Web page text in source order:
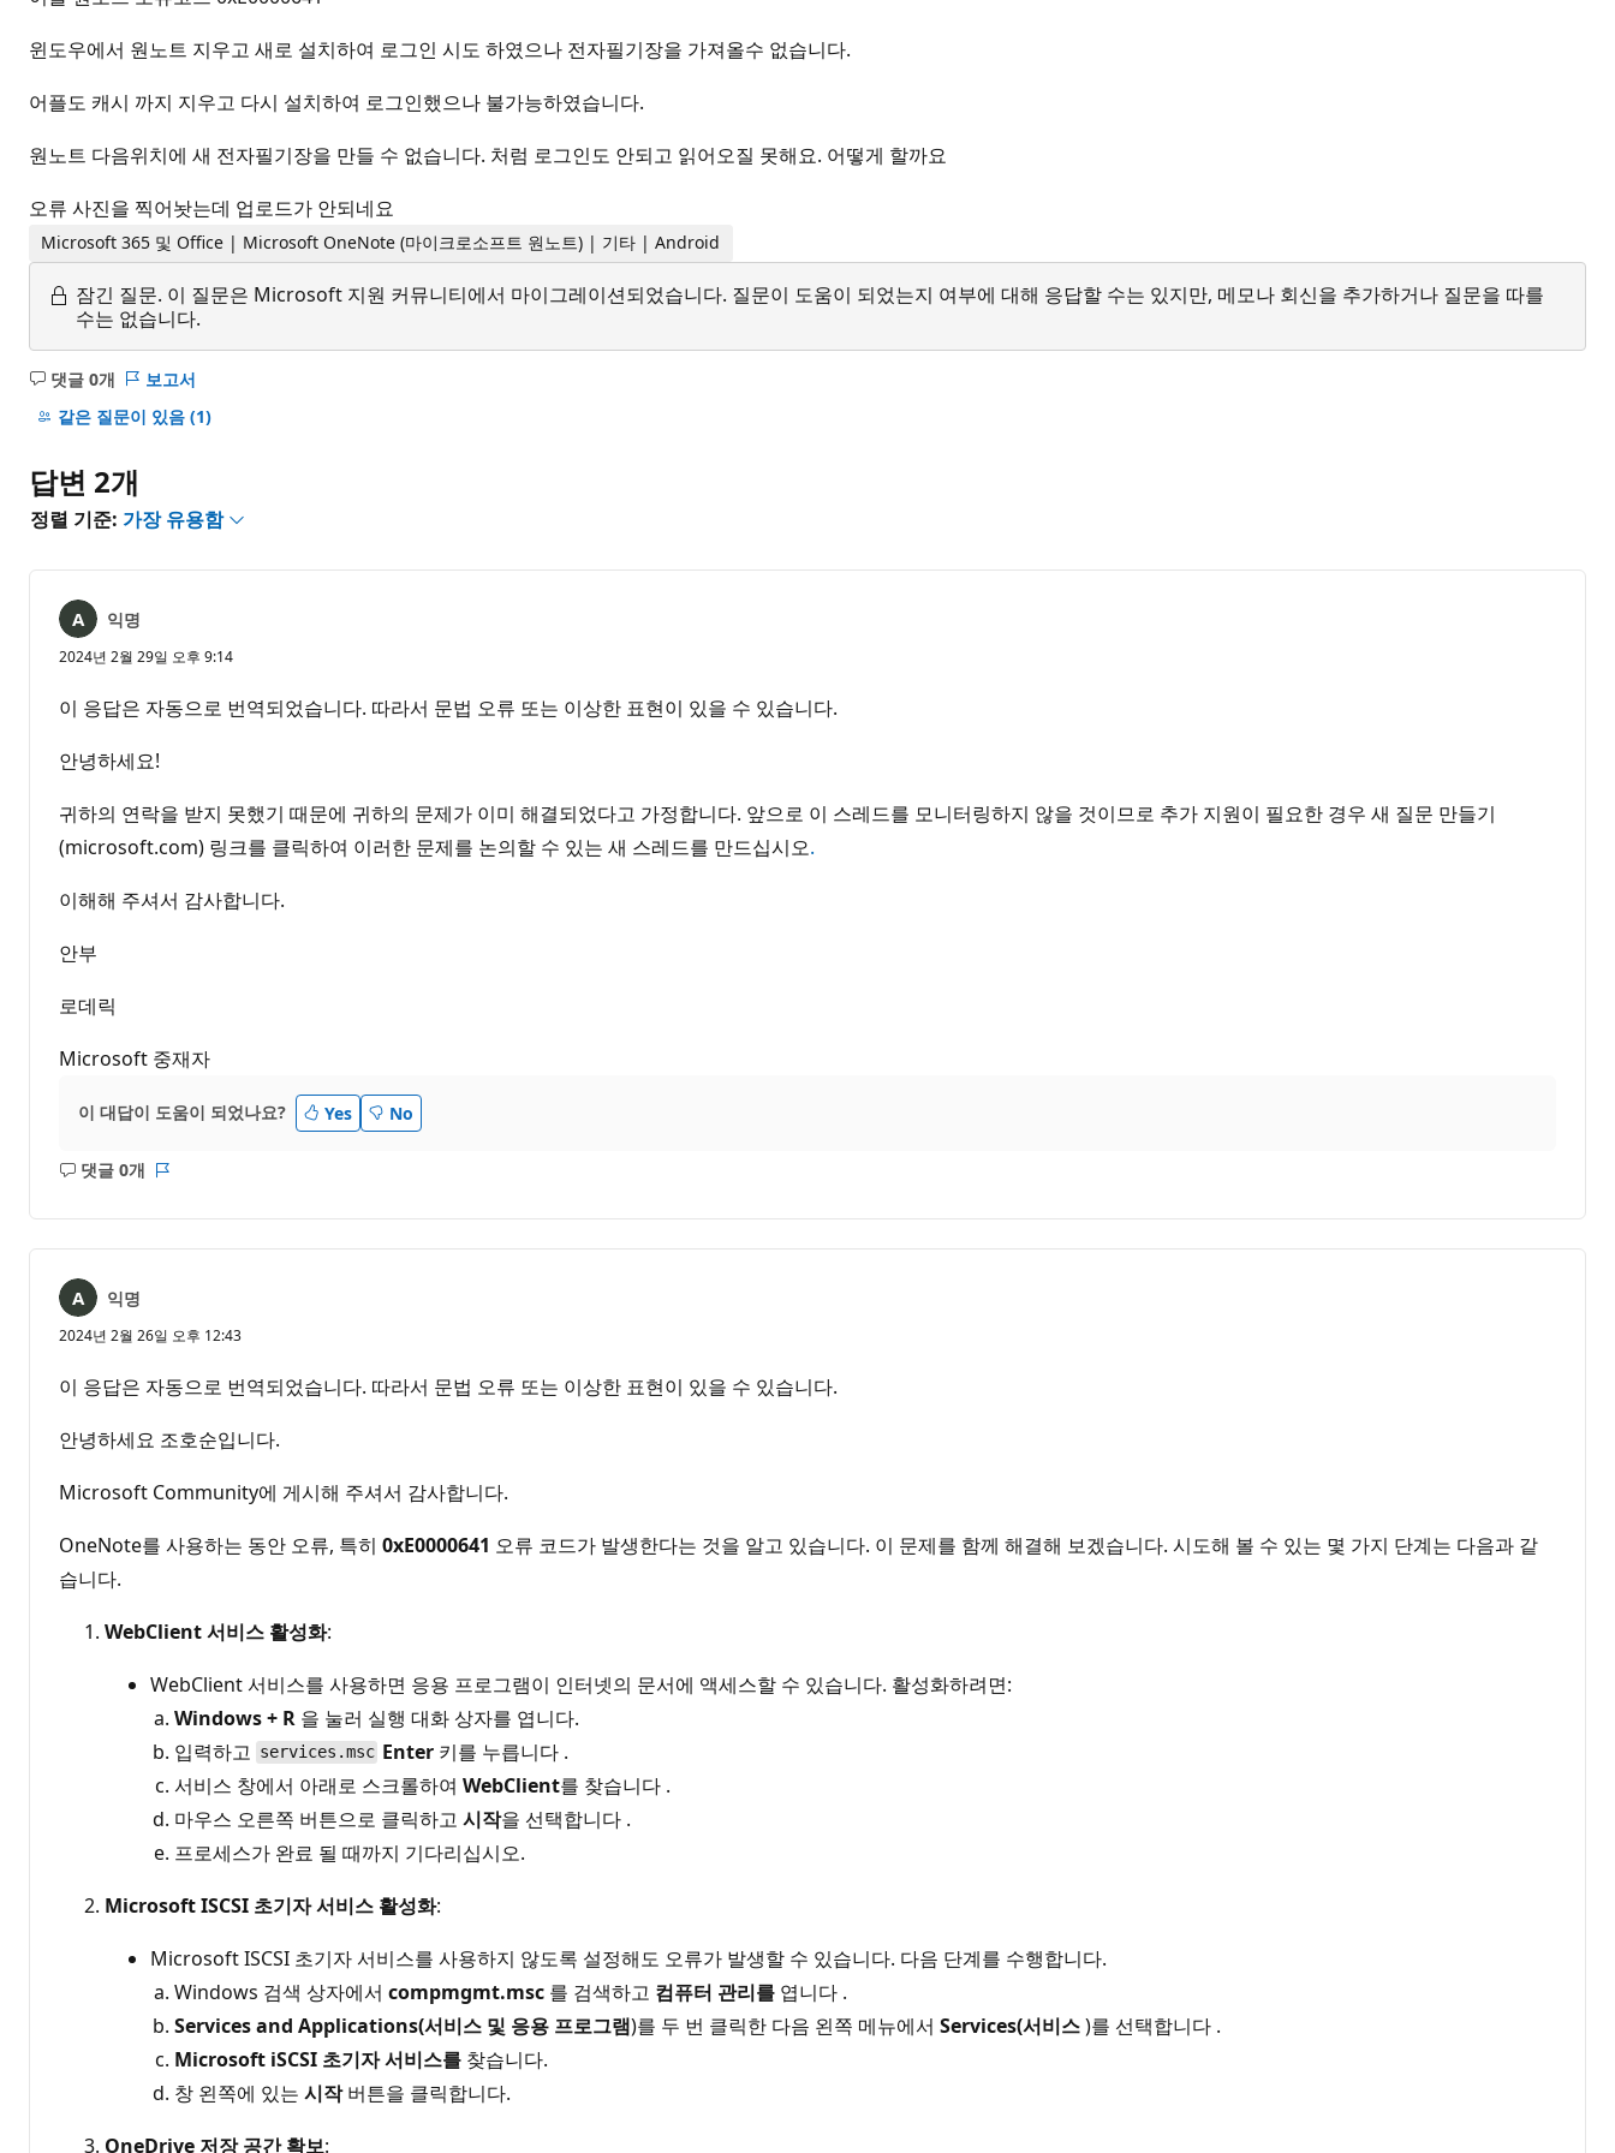
윈도우에서 원노트 지우고 새로 설치하여 로그인 시도 하였으나 전자필기장을 가져올수 없습니다.
어플도 캐시 까지 지우고 다시 설치하여 로그인했으나 불가능하였습니다.
원노트 다음위치에 새 전자필기장을 만들 수 없습니다. 처럼 로그인도 안되고 읽어오질 못해요. 어떻게 할까요
오류 사진을 찍어놧는데 업로드가 안되네요
Microsoft 365 및 Office | Microsoft OneNote (마이크로소프트 원노트) | 기타 | Android
잠긴 질문. 이 질문은 Microsoft 지원 커뮤니티에서 마이그레이션되었습니다. 질문이 도움이 되었는지 여부에 대해 응답할 수는 있지만, 메모나 회신을 추가하거나 질문을 따를
수는 없습니다.
댓글 0개
설
명
음
보고서
같은 질문이 있음 (1)
답변 2개
정렬 기준: 가장 유용함
익명
2024년 2월 29일 오후 9:14
이 응답은 자동으로 번역되었습니다. 따라서 문법 오류 또는 이상한 표현이 있을 수 있습니다.
안녕하세요!
귀하의 연락을 받지 못했기 때문에 귀하의 문제가 이미 해결되었다고 가정합니다. 앞으로 이 스레드를 모니터링하지 않을 것이므로 추가 지원이 필요한 경우 새 질문 만들기
(microsoft.com) 링크를 클릭하여 이러한 문제를 논의할 수 있는 새 스레드를 만드십시오.
이해해 주셔서 감사합니다.
안부
로데릭
Microsoft 중재자
이 대답이 도움이 되었나요? Yes No
댓글 0개
설
음
익명
2024년 2월 26일 오후 12:43
이 응답은 자동으로 번역되었습니다. 따라서 문법 오류 또는 이상한 표현이 있을 수 있습니다.
안녕하세요 조호순입니다.
Microsoft Community에 게시해 주셔서 감사합니다.
OneNote를 사용하는 동안 오류, 특히 0xE0000641 오류 코드가 발생한다는 것을 알고 있습니다. 이 문제를 함께 해결해 보겠습니다. 시도해 볼 수 있는 몇 가지 단계는 다음과 같
습니다.
WebClient 서비스 활성화:
WebClient 서비스를 사용하면 응용 프로그램이 인터넷의 문서에 액세스할 수 있습니다. 활성화하려면:
Windows + R 을 눌러 실행 대화 상자를 엽니다.
입력하고 services.msc Enter 키를 누릅니다 .
서비스 창에서 아래로 스크롤하여 WebClient를 찾습니다 .
마우스 오른쪽 버튼으로 클릭하고 시작을 선택합니다 .
프로세스가 완료 될 때까지 기다리십시오.
Microsoft ISCSI 초기자 서비스 활성화:
Microsoft ISCSI 초기자 서비스를 사용하지 않도록 설정해도 오류가 발생할 수 있습니다. 다음 단계를 수행합니다.
Windows 검색 상자에서 compmgmt.msc 를 검색하고 컴퓨터 관리를 엽니다 .
Services and Applications(서비스 및 응용 프로그램)를 두 번 클릭한 다음 왼쪽 메뉴에서 Services(서비스)를 선택합니다 .
Microsoft iSCSI 초기자 서비스를 찾습니다.
창 왼쪽에 있는 시작버튼을 클릭합니다.
OneDrive 저장 공간 확보: